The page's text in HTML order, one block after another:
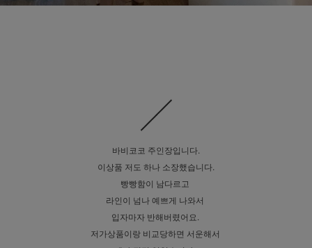
바비코코 주인장입니다.
이상품 저도 하나 소장했습니다.
빵빵함이 남다르고
라인이 넘나 예쁘게 나와서
입자마자 반해버렸어요.
저가상품이랑 비교당하면 서운해서